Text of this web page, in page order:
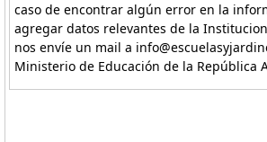
caso de encontrar algún error en la
agregar datos relevantes de la
nos envíe un mail a
Ministerio de Educación de la República